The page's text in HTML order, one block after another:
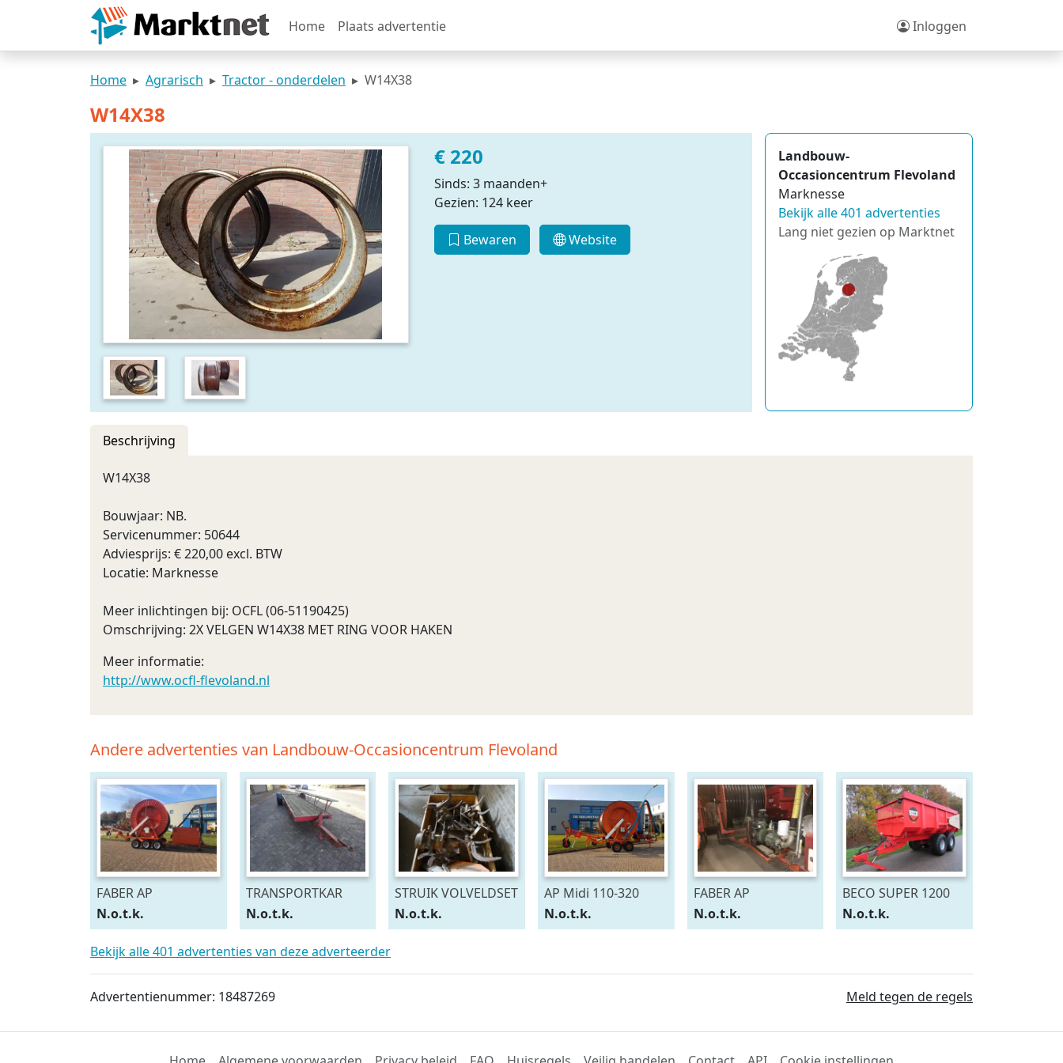
Home Plaats advertentie Inloggen
Home Agrarisch Tractor - onderdelen W14X38
W14X38
€ 220
Sinds: 3 maanden+
Gezien: 124 keer
Bewaren Website
Landbouw-
Occasioncentrum Flevoland
Marknesse
Bekijk alle 401 advertenties
Lang niet gezien op Marktnet
Beschrijving
W14X38
Bouwjaar: NB.
Servicenummer: 50644
Adviesprijs: € 220,00 excl. BTW
Locatie: Marknesse
Meer inlichtingen bij: OCFL (06-51190425)
Omschrijving: 2X VELGEN W14X38 MET RING VOOR HAKEN
Meer informatie:
http://www.ocfl-flevoland.nl
Andere advertenties van Landbouw-Occasioncentrum Flevoland
FABER AP
N.o.t.k.
TRANSPORTKAR
N.o.t.k.
STRUIK VOLVELDSET
N.o.t.k.
AP Midi 110-320
N.o.t.k.
FABER AP
N.o.t.k.
BECO SUPER 1200
N.o.t.k.
Bekijk alle 401 advertenties van deze adverteerder
Advertentienummer: 18487269 Meld tegen de regels